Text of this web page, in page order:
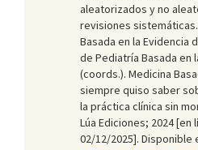
aleatorizados y no
revisiones
Basada en la Evidencia
de Pediatría Basada en
(coords.). Medicina
siempre quiso saber
la práctica clínica sin
Lúa Ediciones; 2024
02/12/2025]. Disponible